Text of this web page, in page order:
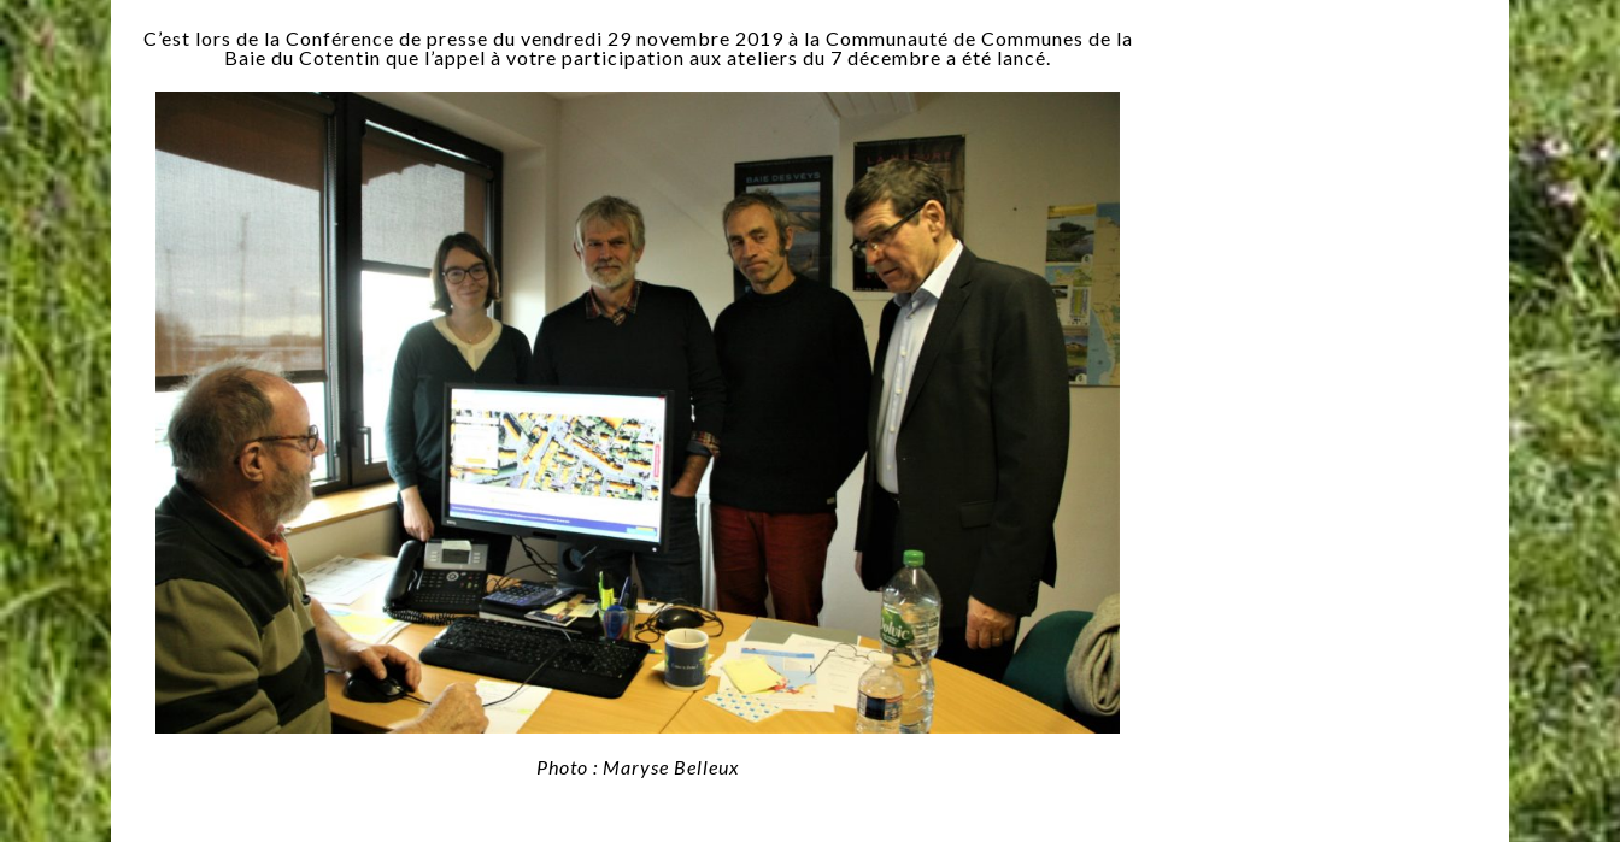
C’est lors de la Conférence de presse du vendredi 29 novembre 2019 à la Communauté de Communes de la
Baie du Cotentin que l’appel à votre participation aux ateliers du 7 décembre a été lancé.
Photo : Maryse Belleux